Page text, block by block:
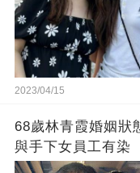
2023/04/15
68歲林青霞婚姻狀
與手下女員工有染